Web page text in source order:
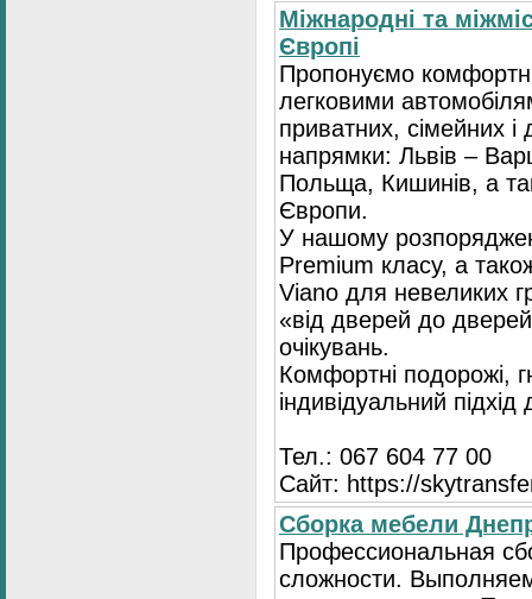
Міжнародні та
Європі
Пропонуємо
легковими
приватних, сімейних і
напрямки: Львів –
Польща, Кишинів, а
Європи.
У нашому
Premium класу, а
Viano для невеликих
«від дверей до
очікувань.
Комфортні подорожі,
індивідуальний
Тел.: 067 604 77 00
Сайт: https://
Сбopка мебели
Пpoфессиональная
сложности.